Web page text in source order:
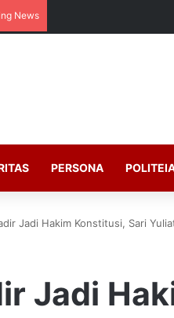
News
PERSONA
Jadi Hakim Konstitusi, Sari
Jadi